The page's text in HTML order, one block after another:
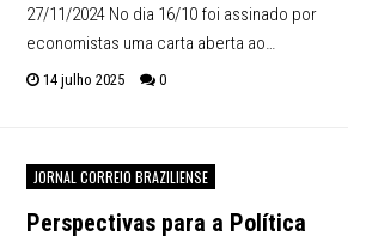
27/11/2024 No dia 16/10 foi assinado por
economistas uma carta aberta ao…
14 julho 2025 0
JORNAL CORREIO BRAZILIENSE
Perspectivas para a Política